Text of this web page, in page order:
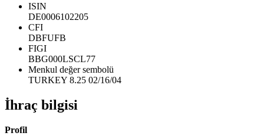
ISIN
DE0006102205
CFI
DBFUFB
FIGI
BBG000LSCL77
Menkul değer sembolü
TURKEY 8.25 02/16/04
İhraç bilgisi
Profil